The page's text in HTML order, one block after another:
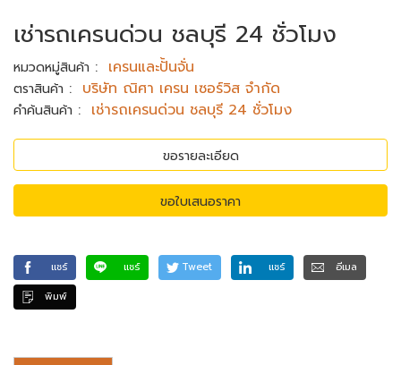
เช่ารถเครนด่วน ชลบุรี 24 ชั่วโมง
หมวดหมู่สินค้า : เครนและปั้นจั่น
ตราสินค้า : บริษัท ณิศา เครน เซอร์วิส จำกัด
คำค้นสินค้า : เช่ารถเครนด่วน ชลบุรี 24 ชั่วโมง
ขอรายละเอียด
ขอใบเสนอราคา
แชร์ แชร์ Tweet แชร์
อีเมล
พิมพ์